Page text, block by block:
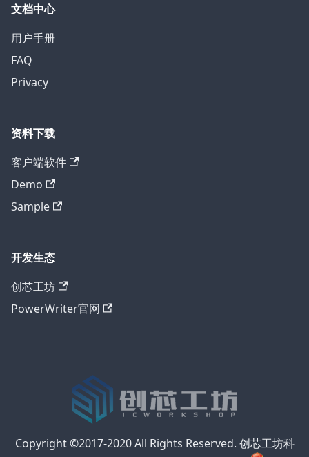
文档中心
用户手册
FAQ
Privacy
资料下载
客户端软件
Demo
Sample
开发生态
创芯工坊
PowerWriter官网
Copyright ©2017-2020 All Rights Reserved. 创芯工坊科